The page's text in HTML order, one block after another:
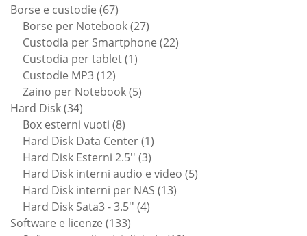
Borse e custodie 6767
prodotti
Borse per Notebook 2727
prodotti
Custodia per Smartphone 2222
Custodia per tablet 11
Custodie MP3 1212
prodotti
Zaino per Notebook 55
Hard Disk 3434
prodotti
Box esterni vuoti 88
prodotti
Hard Disk Data Center 11
prodotto
Hard Disk Esterni 2.5'' 33
prodotti
Hard Disk interni audio e video 55
Hard Disk interni per NAS 1313
Hard Disk Sata3 - 3.5'' 44
Software e licenze 133133